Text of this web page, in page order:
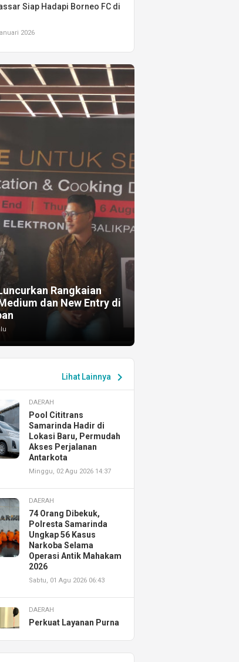
Siap Hadapi Borneo FC di
2026
Rangkaian
dan New Entry di
Lihat Lainnya chevron_right
DAERAH
Pool Cititrans
Samarinda Hadir di
Lokasi Baru, Permudah
Akses Perjalanan
Antarkota
Minggu, 02 Agu 2026 14:37
DAERAH
74 Orang Dibekuk,
Polresta Samarinda
Ungkap 56 Kasus
Narkoba Selama
Operasi Antik Mahakam
2026
Sabtu, 01 Agu 2026 06:43
DAERAH
Perkuat Layanan Purna
Resmikan AHASS